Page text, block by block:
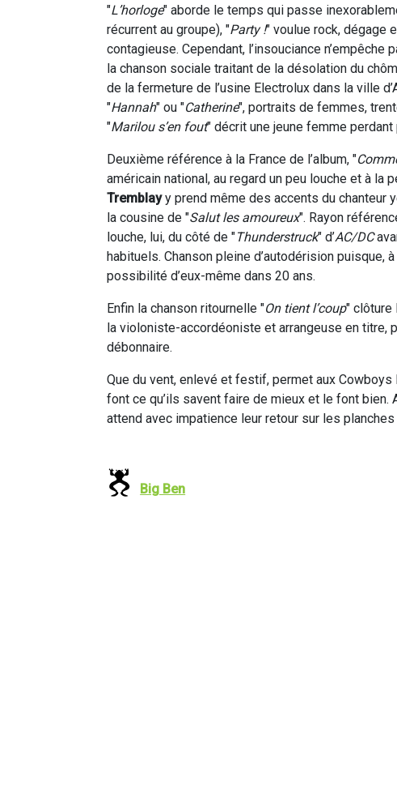
"L’horloge" aborde le temps qui passe
récurrent au groupe), "Party !" voulue rock, dégage
contagieuse. Cependant, l’insouciance
la chanson sociale traitant de la désolation du
de la fermeture de l’usine Electrolux dans la ville
"Hannah" ou "Catherine", portraits de femmes,
"Marilou s’en fout" décrit une jeune femme
Deuxième référence à la France de l’album, "
américain national, au regard un peu louche et à la
Tremblayy prend même des accents du chanteur
la cousine de "Salut les amoureux". Rayon
louche, lui, du côté de "Thunderstruck" d’AC/DC
habituels. Chanson pleine d’autodérision puisque,
possibilité d’eux-même dans 20 ans.
Enfin la chanson ritournelle "On tient l’coup" clôture
la violoniste-accordéoniste et arrangeuse en titre,
débonnaire.
Que du vent, enlevé et festif, permet aux Cowboys
font ce qu’ils savent faire de mieux et le font bien.
attend avec impatience leur retour sur les
Big Ben